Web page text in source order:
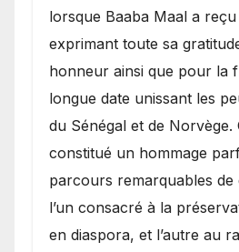
lorsque Baaba Maal a
exprimant toute sa
honneur ainsi que pour la
longue date unissant les
du Sénégal et de Norvège.
constitué un hommage
parcours remarquables de
l’un consacré à la
en diaspora, et l’autre au